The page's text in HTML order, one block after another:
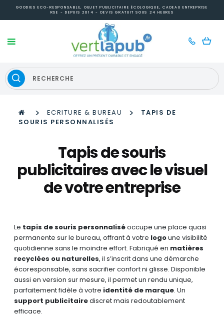
GOODIES ECO-RESPONSABLE, OBJET PUBLICITAIRE ÉCOLOGIQUE, CADEAU ENTREPRISE
RSE - DEPUIS 2014 - DEVIS GRATUIT SOUS 24 HEURES
> ECRITURE & BUREAU >
TAPIS DE
SOURIS PERSONNALISÉS
Tapis de souris
publicitaires avec le visuel
de votre entreprise
Le tapis de souris personnaliséoccupe une place quasi
permanente sur le bureau, offrant à votre logoune visibilité
quotidienne sans le moindre effort. Fabriqué en matières
recyclées ou naturelles, il s’inscrit dans une démarche
écoresponsable, sans sacrifier confort ni glisse. Disponible
aussi en version sur mesure, il permet un rendu unique,
parfaitement fidèle à votre identité de marque. Un
support publicitairediscret mais redoutablement
efficace.